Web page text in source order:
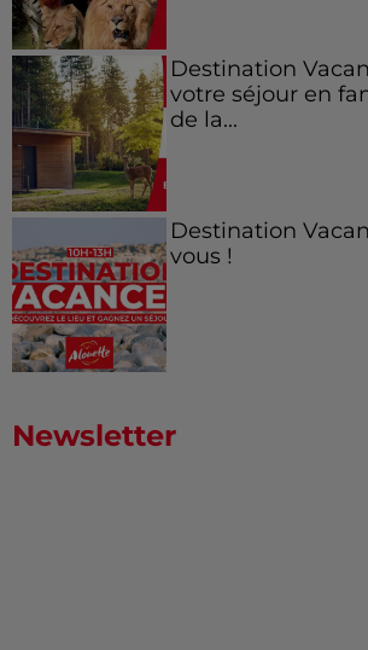
Destination
votre séjour en
de la...
Destination
vous !
Newsletter